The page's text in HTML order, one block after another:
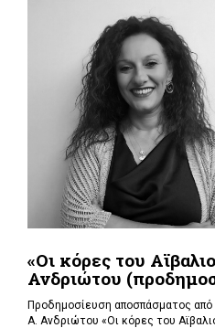
«Οι κόρες του
Ανδριώτου
Προδημοσίευση αποσπάσματος από
Α. Ανδριώτου «Οι κόρες του